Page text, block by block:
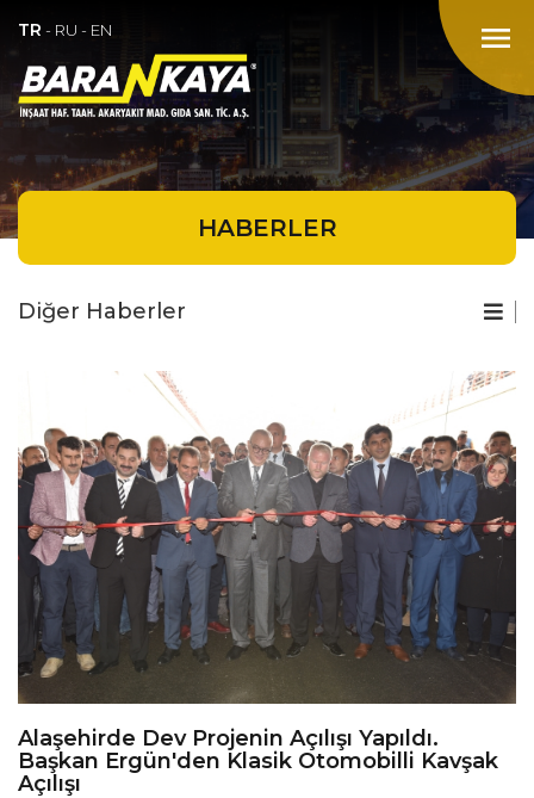
menu
TR - RU - EN
HABERLER
Diğer Haberler
Alaşehirde Dev Projenin Açılışı Yapıldı.
Başkan Ergün'den Klasik Otomobilli Kavşak
Açılışı